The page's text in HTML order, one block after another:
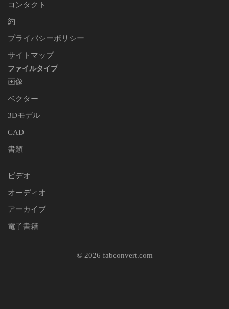
コンタクト
約
プライバシーポリシー
サイトマップ
ファイルタイプ
画像
ベクター
3Dモデル
CAD
書類
ビデオ
オーディオ
アーカイブ
電子書籍
© 2026 fabconvert.com